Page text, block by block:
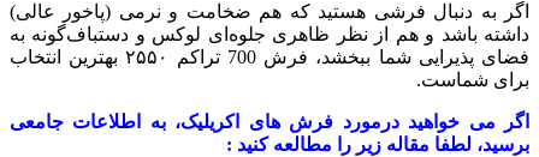
اگر به دنبال فرشی هستید که هم ضخامت و نرمی (پاخور عالی)
داشته باشد و هم از نظر ظاهری جلوه‌ای لوکس و دستباف‌گونه به
فضای پذیرایی شما ببخشد، فرش 700 تراکم ۲۵۵۰ بهترین انتخاب
برای شماست.
اگر می خواهید درمورد فرش های اکریلیک، به اطلاعات جامعی
برسید، لطفا مقاله زیر را مطالعه کنید :